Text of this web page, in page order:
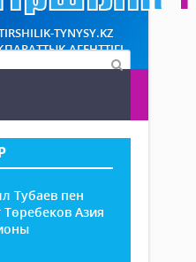
TYNYSY.KZ
АГЕНТТІГІ
Тубаев пен
Төребеков Азия